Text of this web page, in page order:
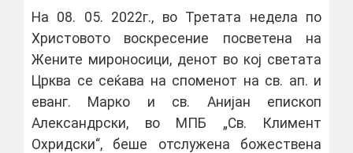
На 08. 05. 2022г., во Третата недела по
Христовото воскресение посветена на
Жените мироносици, денот во кој светата
Црква се сеќава на споменот на св. ап. и
еванг. Марко и св. Анијан епископ
Александрски, во МПБ „Св. Климент
Охридски“, беше отслужена божествена